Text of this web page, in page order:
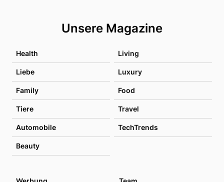
Unsere Magazine
Health Living
Liebe Luxury
Family Food
Tiere Travel
Automobile TechTrends
Beauty